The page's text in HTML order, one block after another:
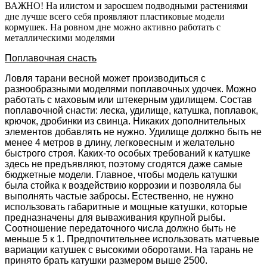
ВАЖНО! На илистом и заросшем подводными растениями
дне лучше всего себя проявляют пластиковые модели
кормушек. На ровном дне можно активно работать с
металлическими моделями
Поплавочная снасть
Ловля тарани весной может производиться с
разнообразными моделями поплавочных удочек. Можно
работать с маховым или штекерным удилищем. Состав
поплавочной снасти: леска, удилище, катушка, поплавок,
крючок, дробинки из свинца. Никаких дополнительных
элементов добавлять не нужно. Удилище должно быть не
менее 4 метров в длину, легковесным и желательно
быстрого строя. Каких-то особых требований к катушке
здесь не предъявляют, поэтому сгодятся даже самые
бюджетные модели. Главное, чтобы модель катушки
была стойка к воздействию коррозии и позволяла бы
выполнять частые забросы. Естественно, не нужно
использовать габаритные и мощные катушки, которые
предназначены для вываживания крупной рыбы.
Соотношение передаточного числа должно быть не
меньше 5 к 1. Предпочтительнее использовать матчевые
вариации катушек с высокими оборотами. На тарань не
принято брать катушки размером выше 2500.